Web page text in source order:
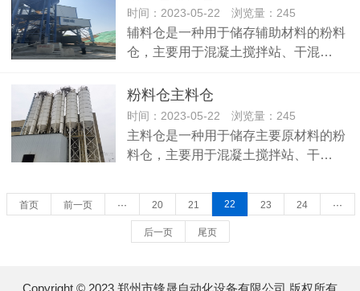
时间：2023-05-22 浏览量：245
辅料仓是一种用于储存辅助材料的粉料
仓，主要用于混凝土搅拌站、干混…
粉料仓主料仓
时间：2023-05-22 浏览量：245
主料仓是一种用于储存主要原材料的粉
料仓，主要用于混凝土搅拌站、干…
首页 前一页 ··· 20 21 22 23 24 ···
后一页 尾页
Copyright © 2023 郑州市锋晟自动化设备有限公司 版权所有